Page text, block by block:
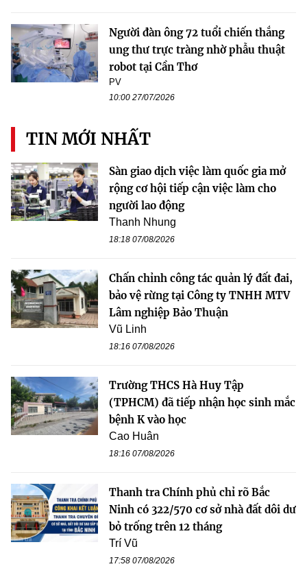
Người đàn ông 72 tuổi chiến thắng
ung thư trực tràng nhờ phẫu thuật
robot tại Cần Thơ
PV
10:00 27/07/2026
TIN MỚI NHẤT
Sàn giao dịch việc làm quốc gia mở
rộng cơ hội tiếp cận việc làm cho
người lao động
Thanh Nhung
18:18 07/08/2026
Chấn chỉnh công tác quản lý đất đai,
bảo vệ rừng tại Công ty TNHH MTV
Lâm nghiệp Bảo Thuận
Vũ Linh
18:16 07/08/2026
Trường THCS Hà Huy Tập
(TPHCM) đã tiếp nhận học sinh mắc
bệnh K vào học
Cao Huân
18:16 07/08/2026
Thanh tra Chính phủ chỉ rõ Bắc
Ninh có 322/570 cơ sở nhà đất dôi dư
bỏ trống trên 12 tháng
Trí Vũ
17:58 07/08/2026